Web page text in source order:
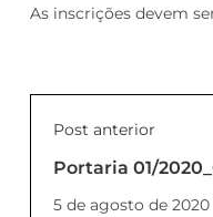
As inscrições devem
Post anterior
Portaria 01/
5 de agosto de 2020